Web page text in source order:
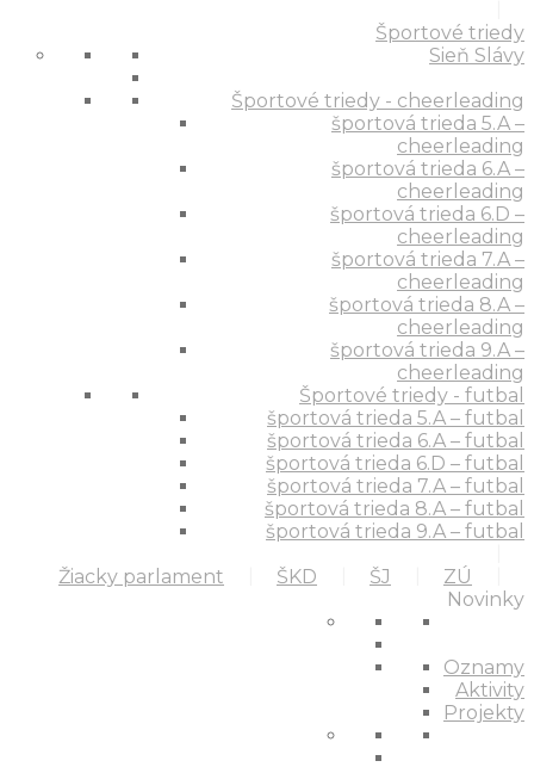
Športové triedy
Sieň Slávy
Športové triedy - cheerleading
športová trieda 5.A –
cheerleading
športová trieda 6.A –
cheerleading
športová trieda 6.D –
cheerleading
športová trieda 7.A –
cheerleading
športová trieda 8.A –
cheerleading
športová trieda 9.A –
cheerleading
Športové triedy - futbal
športová trieda 5.A – futbal
športová trieda 6.A – futbal
športová trieda 6.D – futbal
športová trieda 7.A – futbal
športová trieda 8.A – futbal
športová trieda 9.A – futbal
Žiacky parlament
ŠKD ŠJ
ZÚ
Novinky
Oznamy
Aktivity
Projekty